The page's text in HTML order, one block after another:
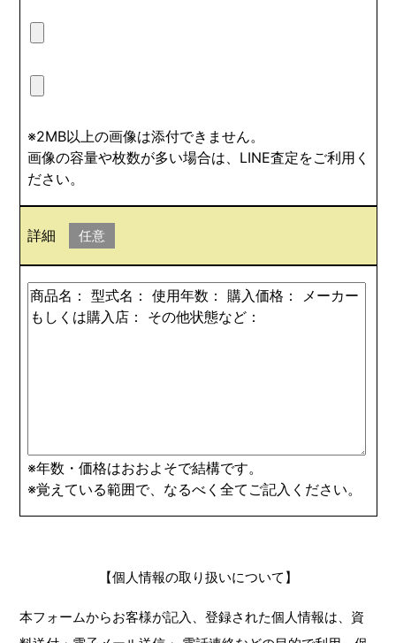
※2MB以上の画像は添付できません。
画像の容量や枚数が多い場合は、LINE査定をご利用く
ださい。
詳細 任意
※年数・価格はおおよそで結構です。
※覚えている範囲で、なるべく全てご記入ください。
【個人情報の取り扱いについて】
本フォームからお客様が記入、登録された個人情報は、資